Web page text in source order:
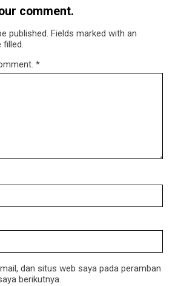
comment.
published. Fields marked with an
*
dan situs web saya pada peramban
berikutnya.